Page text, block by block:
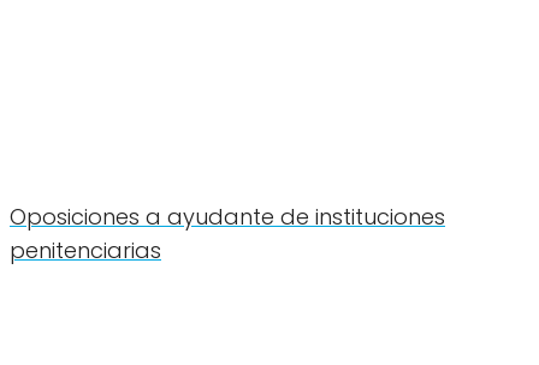
Oposiciones a ayudante de instituciones
penitenciarias